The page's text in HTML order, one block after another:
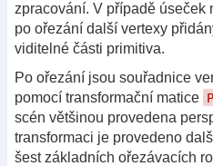
zpracování. V případě úseček
po ořezání další vertexy
viditelné části primitiva.
Po ořezání jsou souřadnice
pomocí transformační matice
scén většinou provedena
transformaci je provedeno
šest základních ořezávacích